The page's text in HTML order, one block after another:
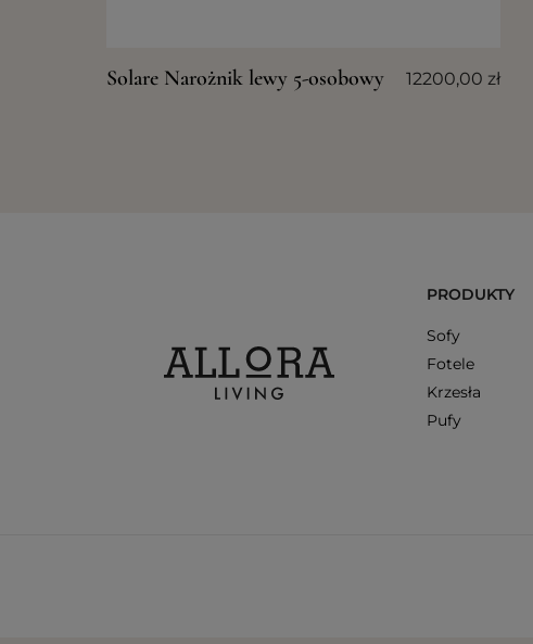
Solare Narożnik lewy 5-osobowy 12200,00 zł
PRODUKTY
Sofy
Fotele
Krzesła
Pufy